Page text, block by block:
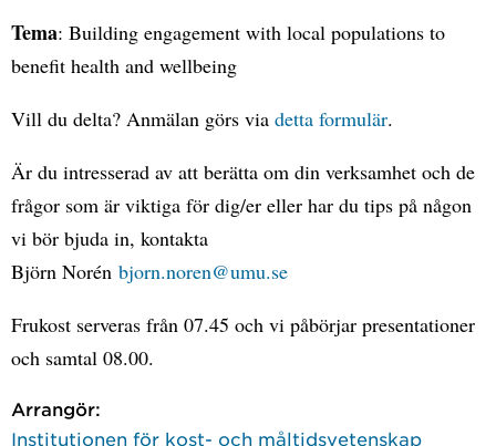
Tema: Building engagement with local populations to
benefit health and wellbeing
Vill du delta? Anmälan görs via detta formulär.
Är du intresserad av att berätta om din verksamhet och de
frågor som är viktiga för dig/er eller har du tips på någon
vi bör bjuda in, kontakta
Björn Norén bjorn.noren@umu.se
Frukost serveras från 07.45 och vi påbörjar presentationer
och samtal 08.00.
Arrangör:
Institutionen för kost- och måltidsvetenskap